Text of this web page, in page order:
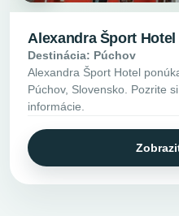
Alexandra Šport Hotel
Destinácia: Púchov
Alexandra Šport Hotel
Púchov, Slovensko. Pozrite
informácie.